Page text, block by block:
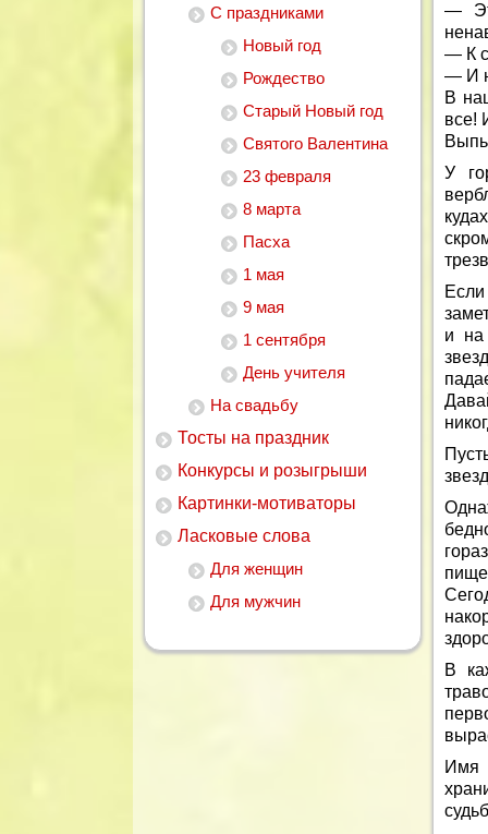
С праздниками
Новый год
Рождество
Старый Новый год
Святого Валентина
23 февраля
8 марта
Пасха
1 мая
9 мая
1 сентября
День учителя
На свадьбу
Тосты на праздник
Конкурсы и розыгрыши
Картинки-мотиваторы
Ласковые слова
Для женщин
Для мужчин
—
— К
— И
В
все!
У
и на
В
Имя